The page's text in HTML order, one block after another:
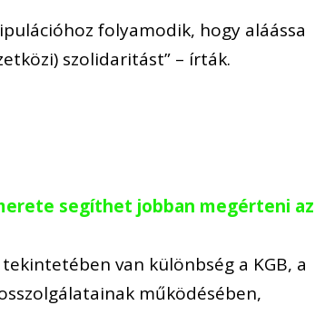
folyamodik, hogy aláássa
szolidaritást” – írták.
segíthet jobban megérteni az
van különbség a KGB, a
működésében,